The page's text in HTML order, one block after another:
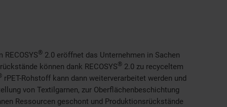
® 2.0 eröffnet das Unternehmen in Sachen
können dank RECOSYS® 2.0 zu recyceltem
rPET-Rohstoff kann dann weiterverarbeitet werden und
von Textilgarnen, zur Oberflächenbeschichtung
Ressourcen geschont und Produktionsrückstände